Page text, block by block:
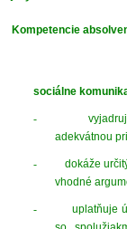
Kompetencie
sociálne
-
adekvátnou
-dokáže
vhodné
- uplatňuje